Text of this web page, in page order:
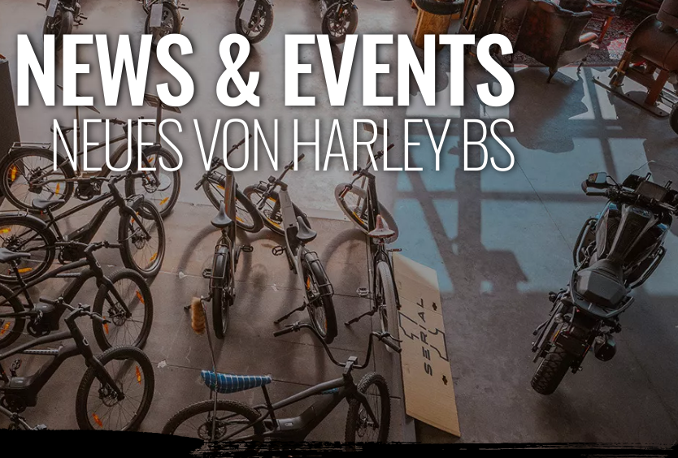
NEWS & EVENTS
NEUES VON HARLEY BS